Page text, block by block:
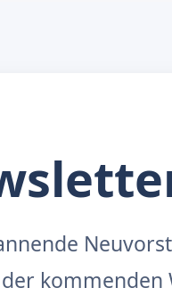
kommenden